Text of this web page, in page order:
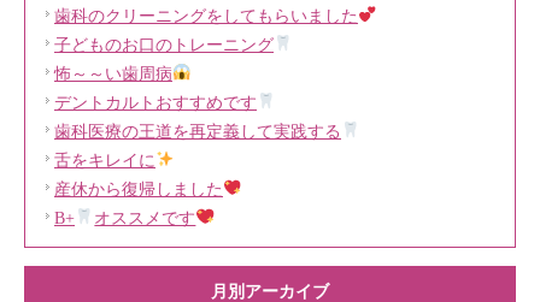
歯科のクリーニングをしてもらいました
子どものお口のトレーニング
怖～～い歯周病
デントカルトおすすめです
歯科医療の王道を再定義して実践する
舌をキレイに
産休から復帰しました
B+
オススメです
月別アーカイブ